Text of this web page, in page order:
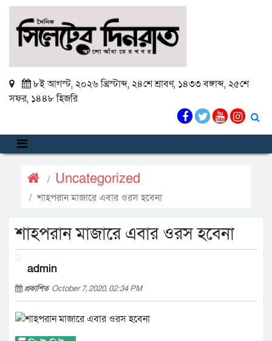
৮ই আগস্ট, ২০২৬ খ্রিস্টাব্দ, ২৪শে শ্রাবণ, ১৪৩৩ বঙ্গাব্দ, ২৫শে
সফর, ১৪৪৮ হিজরি
Uncategorized
শাহপরান মাজারে এবার ওরস হবেনা
শাহপরান মাজারে এবার ওরস হবেনা
admin
প্রকাশিত October 7, 2020, 02:34 PM